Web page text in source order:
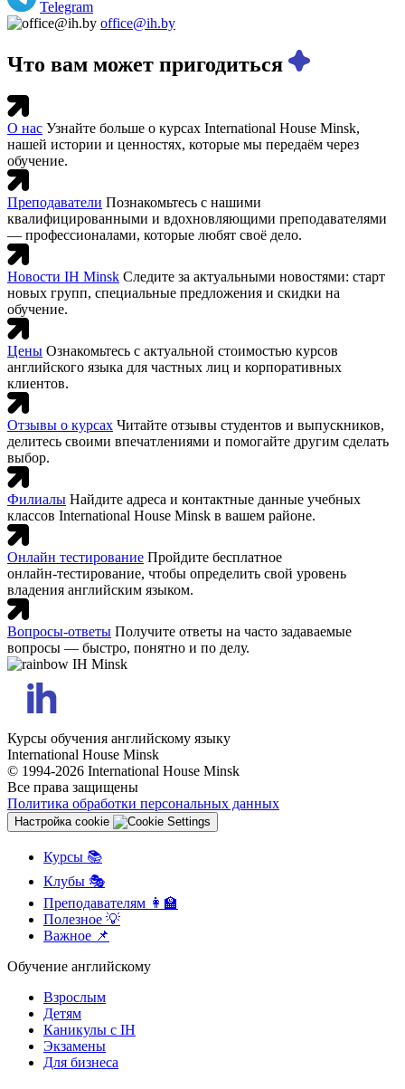
Telegram
office@ih.by
Что вам может пригодиться
О нас Узнайте больше о курсах International House Minsk,
нашей истории и ценностях, которые мы передаём через
обучение.
Преподаватели Познакомьтесь с нашими
квалифицированными и вдохновляющими преподавателями
— профессионалами, которые любят своё дело.
Новости IH Minsk Следите за актуальными новостями: старт
новых групп, специальные предложения и скидки на
обучение.
Цены Ознакомьтесь с актуальной стоимостью курсов
английского языка для частных лиц и корпоративных
клиентов.
Отзывы о курсах Читайте отзывы студентов и выпускников,
делитесь своими впечатлениями и помогайте другим сделать
выбор.
Филиалы Найдите адреса и контактные данные учебных
классов International House Minsk в вашем районе.
Онлайн тестирование Пройдите бесплатное
онлайн‑тестирование, чтобы определить свой уровень
владения английским языком.
Вопросы-ответы Получите ответы на часто задаваемые
вопросы — быстро, понятно и по делу.
Курсы обучения английскому языку
International House Minsk
© 1994-2026 International House Minsk
Все права защищены
Политика обработки персональных данных
Настройка cookie
Курсы 📚
Клубы 🎭
Преподавателям 👩‍🏫
Полезное 💡
Важное 📌
Обучение английскому
Взрослым
Детям
Каникулы с IH
Экзамены
Для бизнеса